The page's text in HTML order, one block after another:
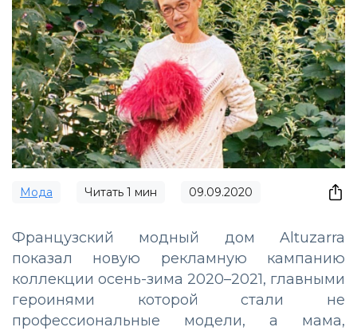
Мода Читать 1 мин 09.09.2020
Французский модный дом Altuzarra
показал новую рекламную кампанию
коллекции осень-зима 2020–2021, главными
героинями которой стали не
профессиональные модели, а мама,